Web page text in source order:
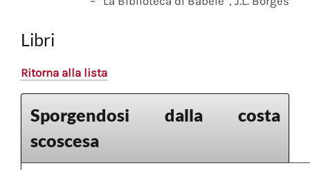
Libri
Ritorna alla lista
Sporgendosi dalla costa
scoscesa